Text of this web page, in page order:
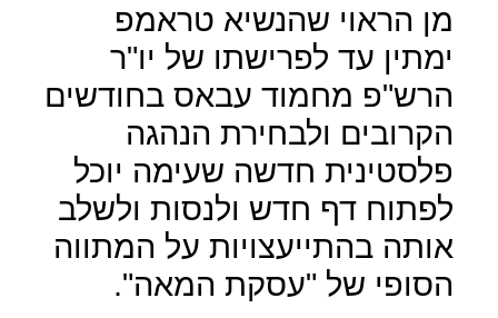
מן הראוי שהנשיא טראמפ
ימתין עד לפרישתו של יו"ר
הרש"פ מחמוד עבאס בחודשים
הקרובים ולבחירת הנהגה
פלסטינית חדשה שעימה יוכל
לפתוח דף חדש ולנסות ולשלב
אותה בהתייעצויות על המתווה
הסופי של "עסקת המאה".